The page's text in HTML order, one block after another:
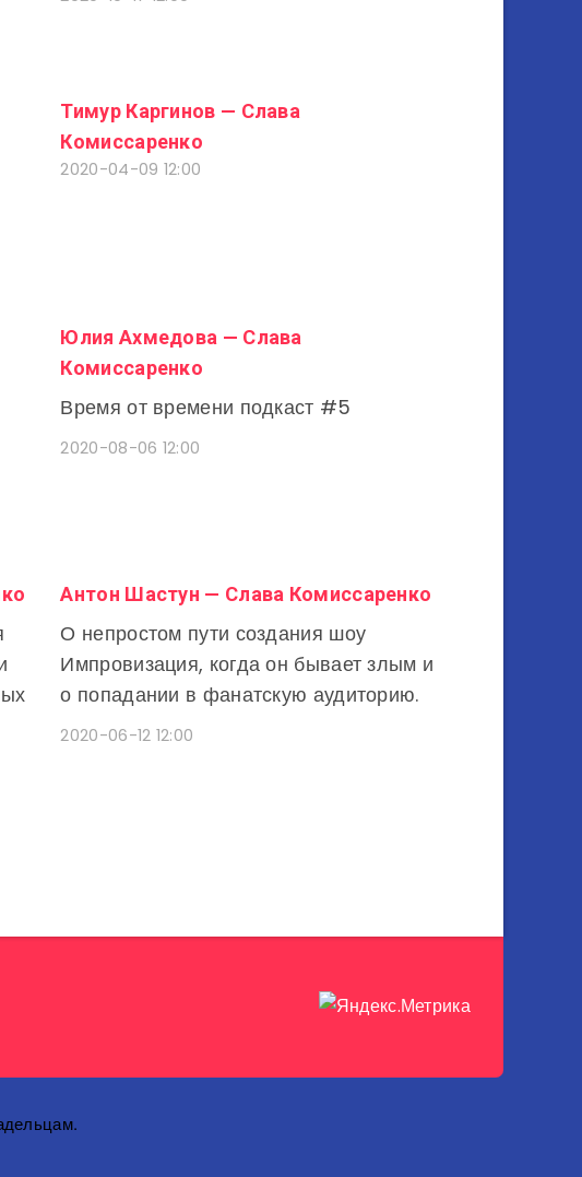
Антон Шастун — Слава Комиссаренко
О непростом пути создания шоу
Импровизация, когда он бывает злым и
о попадании в фанатскую аудиторию.
2020-06-12 12:00
Юлия Ахмедова — Слава
Комиссаренко
Время от времени подкаст #5
2020-08-06 12:00
Тимур Каргинов — Слава
Комиссаренко
2020-04-09 12:00